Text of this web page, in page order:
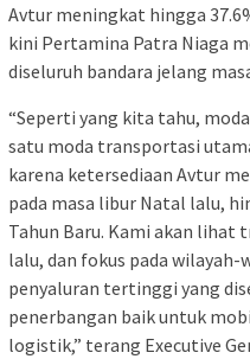
Avtur meningkat hingga
kini Pertamina Patra Niaga
diseluruh bandara jelang
“Seperti yang kita tahu,
satu moda transportasi
karena ketersediaan Avtur
pada masa libur Natal lalu,
Tahun Baru. Kami akan lihat
lalu, dan fokus pada
penyaluran tertinggi yang
penerbangan baik untuk
logistik,” terang Executive